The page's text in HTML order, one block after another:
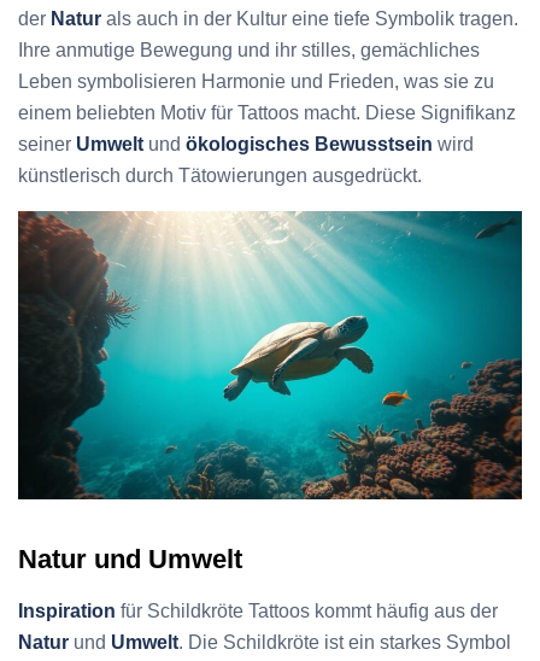
der Natur als auch in der Kultur eine tiefe Symbolik tragen.
Ihre anmutige Bewegung und ihr stilles, gemächliches
Leben symbolisieren Harmonie und Frieden, was sie zu
einem beliebten Motiv für Tattoos macht. Diese Signifikanz
seiner Umwelt und ökologisches Bewusstsein wird
künstlerisch durch Tätowierungen ausgedrückt.
Natur und Umwelt
Inspiration für Schildkröte Tattoos kommt häufig aus der
Natur und Umwelt. Die Schildkröte ist ein starkes Symbol